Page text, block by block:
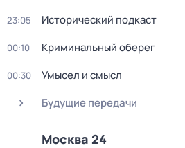
23:05 Исторический подкаст
00:10 Криминальный оберег
00:30
Умысел и смысл
Будущие передачи
Москва 24